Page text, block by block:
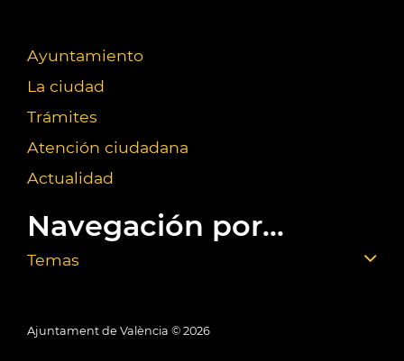
Ayuntamiento
La ciudad
Trámites
Atención ciudadana
Actualidad
Navegación por...
Temas
Ajuntament de València © 2026